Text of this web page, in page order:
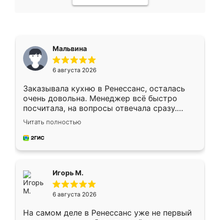
Мальвина
6 августа 2026
Заказывала кухню в Ренессанс, осталась
очень довольна. Менеджер всё быстро
посчитала, на вопросы отвечала сразу.
Замерщик приехал в субботу, подошёл к
делу со всей ответственностью. Собрали
за день, ребята работали аккуратно, даже
Читать полностью
Игорь М.
6 августа 2026
На самом деле в Ренессанс уже не первый